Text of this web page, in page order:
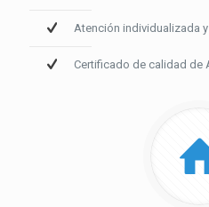
Atención individualizada
Certificado de calidad de